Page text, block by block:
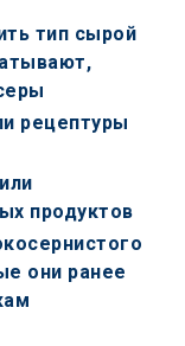
тип сырой
рецептуры
продуктов
они ранее